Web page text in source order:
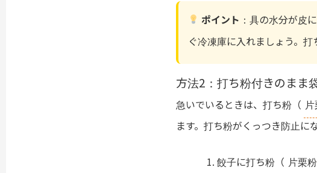
ポイント ：具の水分が皮
ぐ冷凍庫に入れましょう。打
方法2：打ち粉付きのまま
急いでいるときは、打ち粉（
ます。打ち粉がくっつき防止に
餃子に打ち粉（ 片栗粉